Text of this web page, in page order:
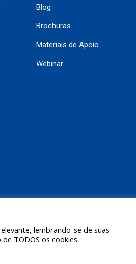
Blog
Brochuras
Materiais de Apoio
Webinar
lembrando-se de suas
TODOS os cookies.